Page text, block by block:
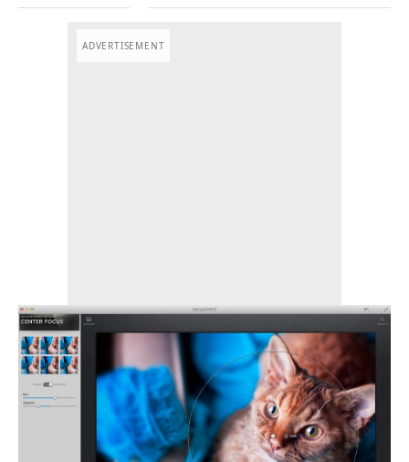
ADVERTISEMENT